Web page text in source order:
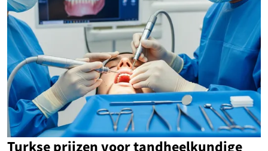
Turkse prijzen voor tandheelkundige